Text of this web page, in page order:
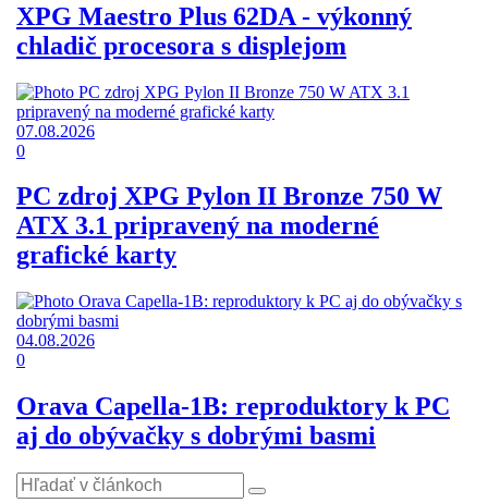
XPG Maestro Plus 62DA - výkonný
chladič procesora s displejom
07.08.2026
0
PC zdroj XPG Pylon II Bronze 750 W
ATX 3.1 pripravený na moderné
grafické karty
04.08.2026
0
Orava Capella-1B: reproduktory k PC
aj do obývačky s dobrými basmi